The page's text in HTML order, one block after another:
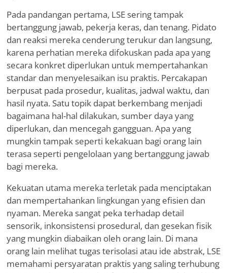
Pada pandangan pertama, LSE sering tampak
bertanggung jawab, pekerja keras, dan tenang. Pidato
dan reaksi mereka cenderung terukur dan langsung,
karena perhatian mereka difokuskan pada apa yang
secara konkret diperlukan untuk mempertahankan
standar dan menyelesaikan isu praktis. Percakapan
berpusat pada prosedur, kualitas, jadwal waktu, dan
hasil nyata. Satu topik dapat berkembang menjadi
bagaimana hal-hal dilakukan, sumber daya yang
diperlukan, dan mencegah gangguan. Apa yang
mungkin tampak seperti kekakuan bagi orang lain
terasa seperti pengelolaan yang bertanggung jawab
bagi mereka.
Kekuatan utama mereka terletak pada menciptakan
dan mempertahankan lingkungan yang efisien dan
nyaman. Mereka sangat peka terhadap detail
sensorik, inkonsistensi prosedural, dan gesekan fisik
yang mungkin diabaikan oleh orang lain. Di mana
orang lain melihat tugas terisolasi atau ide abstrak, LSE
memahami persyaratan praktis yang saling terhubung